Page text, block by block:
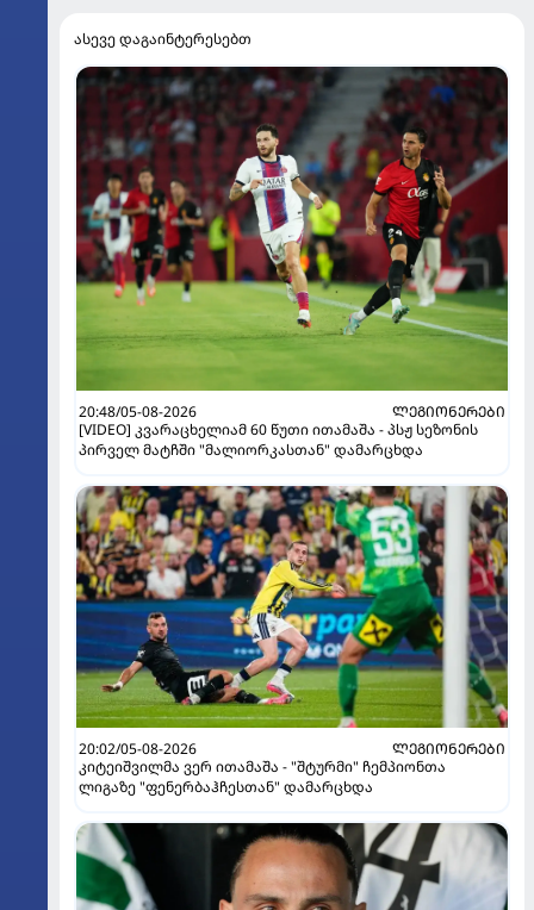
ასევე დაგაინტერესებთ
20:48/05-08-2026
ᲚᲔᲒᲘᲝᲜᲔᲠᲔᲑᲘ
[VIDEO] კვარაცხელიამ 60 წუთი ითამაშა - პსჟ სეზონის
პირველ მატჩში "მალიორკასთან" დამარცხდა
20:02/05-08-2026
ᲚᲔᲒᲘᲝᲜᲔᲠᲔᲑᲘ
კიტეიშვილმა ვერ ითამაშა - "შტურმი" ჩემპიონთა
ლიგაზე "ფენერბაჰჩესთან" დამარცხდა